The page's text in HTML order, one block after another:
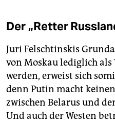
Der „Retter
Juri Felschtinskis
von Moskau lediglich als
werden, erweist sich
denn Putin macht
zwischen Belarus und
Und auch der Westen